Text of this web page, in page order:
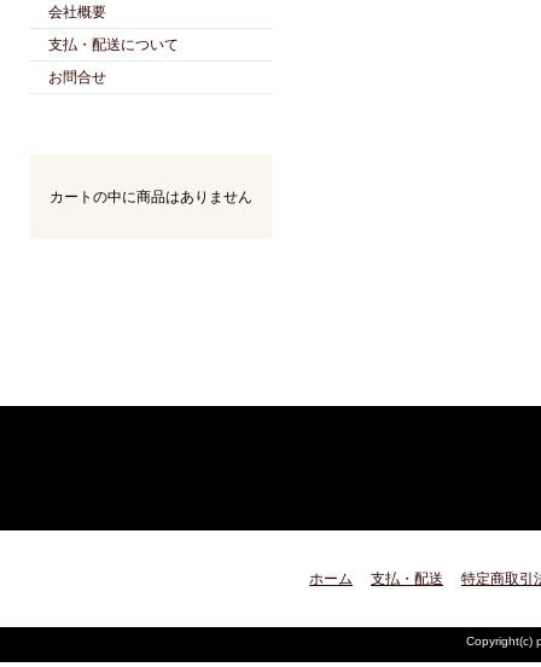
会社概要
支払・配送について
お問合せ
カートの中に商品はありません
ホーム 支払・配送 特定商取引
Copyright(c)